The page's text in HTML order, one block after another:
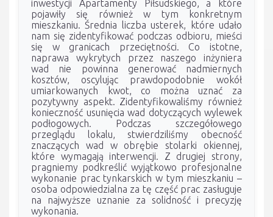
inwestycji Apartamenty Piłsudskiego, a które
pojawiły się również w tym konkretnym
mieszkaniu. Średnia liczba usterek, które udało
nam się zidentyfikować podczas odbioru, mieści
się w granicach przeciętności. Co istotne,
naprawa wykrytych przez naszego inżyniera
wad nie powinna generować nadmiernych
kosztów, oscylując prawdopodobnie wokół
umiarkowanych kwot, co można uznać za
pozytywny aspekt. Zidentyfikowaliśmy również
konieczność usunięcia wad dotyczących wylewek
podłogowych. Podczas szczegółowego
przeglądu lokalu, stwierdziliśmy obecność
znaczących wad w obrębie stolarki okiennej,
które wymagają interwencji. Z drugiej strony,
pragniemy podkreślić wyjątkowo profesjonalne
wykonanie prac tynkarskich w tym mieszkaniu –
osoba odpowiedzialna za tę część prac zasługuje
na najwyższe uznanie za solidność i precyzję
wykonania.